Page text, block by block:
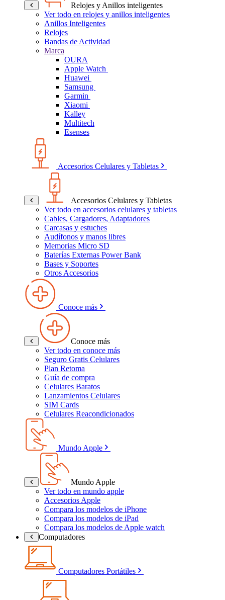
Relojes y Anillos inteligentes
Ver todo en relojes y anillos inteligentes
Anillos Inteligentes
Relojes
Bandas de Actividad
Marca
OURA
Apple Watch
Huawei
Samsung
Garmin
Xiaomi
Kalley
Multitech
Esenses
Accesorios Celulares y Tabletas
Accesorios Celulares y Tabletas
Ver todo en accesorios celulares y tabletas
Cables, Cargadores, Adaptadores
Carcasas y estuches
Audífonos y manos libres
Memorias Micro SD
Baterías Externas Power Bank
Bases y Soportes
Otros Accesorios
Conoce más
Conoce más
Ver todo en conoce más
Seguro Gratis Celulares
Plan Retoma
Guía de compra
Celulares Baratos
Lanzamientos Celulares
SIM Cards
Celulares Reacondicionados
Mundo Apple
Mundo Apple
Ver todo en mundo apple
Accesorios Apple
Compara los modelos de iPhone
Compara los modelos de iPad
Compara los modelos de Apple watch
Computadores
Computadores Portátiles